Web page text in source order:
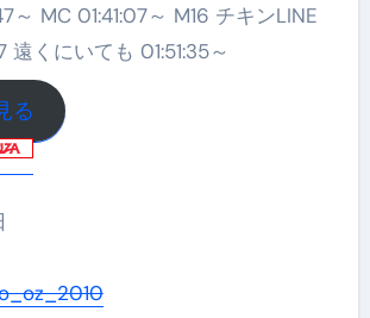
～ MC 01:41:07～ M16 チキンLINE
遠くにいても 01:51:35～
る